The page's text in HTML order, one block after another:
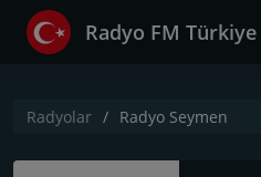
Radyo FM Türkiye
Radyolar Radyo Seymen